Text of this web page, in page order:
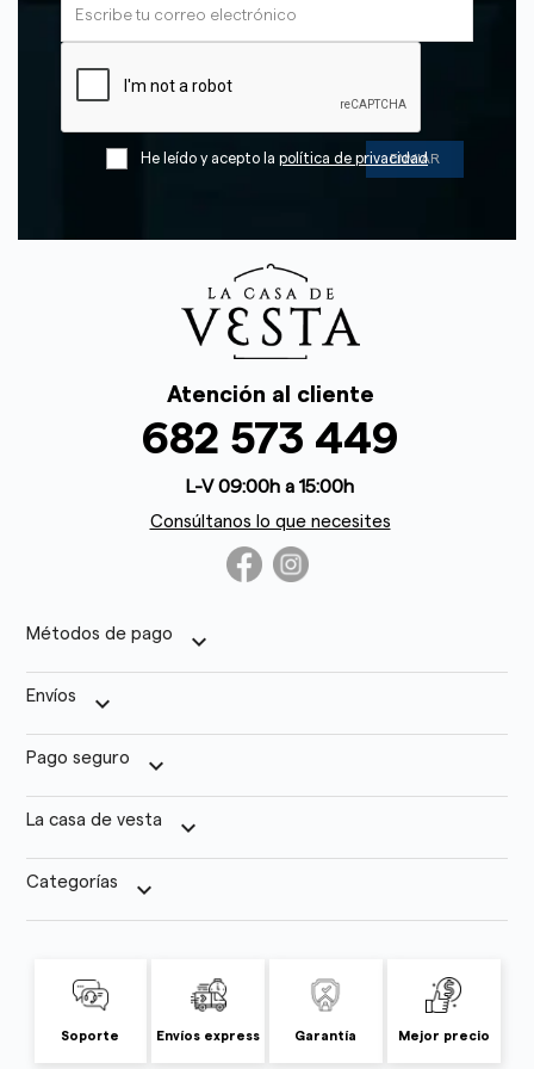
He leído y acepto la política de privacidad
Atención al cliente
682 573 449
L-V 09:00h a 15:00h
Consúltanos lo que necesites
Métodos de pago keyboard_arrow_down
Envíos keyboard_arrow_down
Pago seguro keyboard_arrow_down
La casa de vesta keyboard_arrow_down
Categorías keyboard_arrow_down
Soporte Envíos express Garantía Mejor precio